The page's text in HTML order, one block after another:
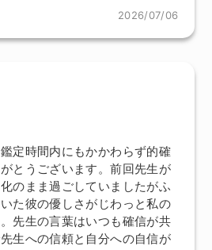
2026/07/06
定時間内にもかかわらず的確
とうございます。前回先生が
のまま過ごしていましたがふ
た彼の優しさがじわっと私の
先生の言葉はいつも確信が共
生への信頼と自分への自信が